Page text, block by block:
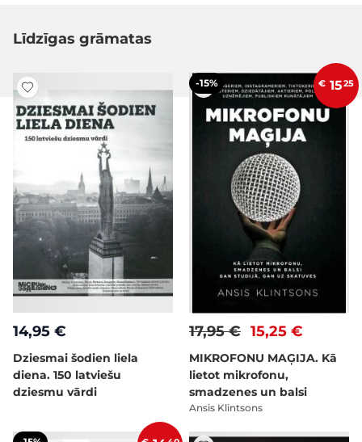
Līdzīgas grāmatas
14,95 €
Dziesmai šodien liela
diena. 150 latviešu
dziesmu vārdi
-15% € 1525
15,25 €
17,95 €
MIKROFONU MAĢIJA. Kā
lietot mikrofonu,
smadzenes un balsi
Ansis Klintsons